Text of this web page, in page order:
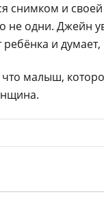
снимком и
не одни. Джейн
и
малыш,